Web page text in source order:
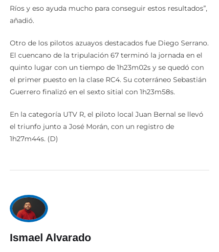
Ríos y eso ayuda mucho para conseguir estos resultados”,
añadió.
Otro de los pilotos azuayos destacados fue Diego Serrano.
El cuencano de la tripulación 67 terminó la jornada en el
quinto lugar con un tiempo de 1h23m02s y se quedó con
el primer puesto en la clase RC4. Su coterráneo Sebastián
Guerrero finalizó en el sexto sitial con 1h23m58s.
En la categoría UTV R, el piloto local Juan Bernal se llevó
el triunfo junto a José Morán, con un registro de
1h27m44s. (D)
Ismael Alvarado